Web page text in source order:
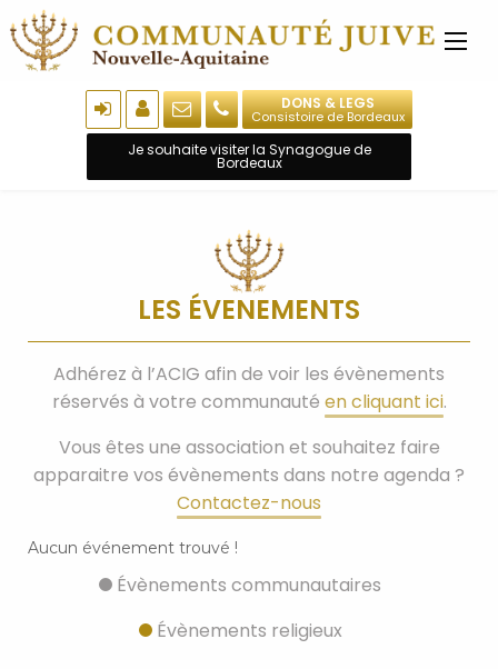
DONS & LEGS
Consistoire de Bordeaux
Je souhaite visiter la Synagogue de
Bordeaux
LES ÉVENEMENTS
Adhérez à l’ACIG afin de voir les évènements
réservés à votre communauté en cliquant ici.
Vous êtes une association et souhaitez faire
apparaitre vos évènements dans notre agenda ?
Contactez-nous
Aucun événement trouvé !
Évènements communautaires
Évènements religieux